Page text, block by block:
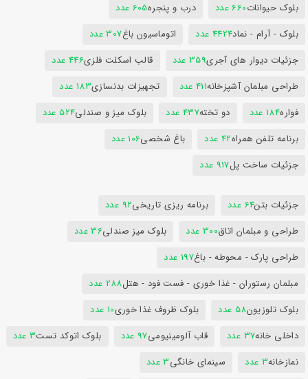
بلوک حیوانات660 عدد درب و پنجره605 عدد
بلوک - آرام - نماد4424 عدد اتوماسیون باغ307 عدد
جزئیات دیوار های آجری359 عدد قالب اسکلت فلزی446 عدد
طراحی مبلمان آشپزخانه411 عدد تجهیزات بدنسازی183 عدد
فواره184 عدد دو تخته437 عدد بلوک میز و صندلی524 عدد
برنامه تلفن همراه42 عدد باغ شخصی106 عدد
جزئیات ساخت پل917 عدد
جزئیات بتن64 عدد برنامه ریزی تاریخی92 عدد
طراحی و مبلمان اتاق300 عدد بلوک میز صندلی36 عدد
طراحی پارک - محوطه - باغ197 عدد
مبلمان رستوران - غذا خوری - فست فود - هتل288 عدد
بلوک تلوزیون58 عدد بلوک ظروف غذا خوری10 عدد
داخلی خانه37 عدد قاب آلومینیومی97 عدد بلوک اتوکد تست3 عدد
نمازخانه3 عدد سینمای خانگی3 عدد